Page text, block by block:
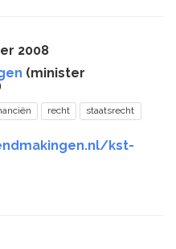
2008
(minister
recht staatsrecht
kst-